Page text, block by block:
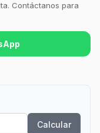
Contáctanos para
Calcular